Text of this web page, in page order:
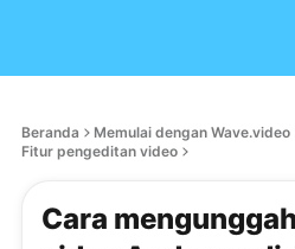
Beranda Memulai dengan Wave.video
Fitur pengeditan video
Cara